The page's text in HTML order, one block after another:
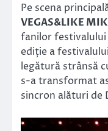
Pe scena
VEGAS&LIKE
fanilor festivalului
ediție a
legătură strânsă
s-a transformat
sincron alături de